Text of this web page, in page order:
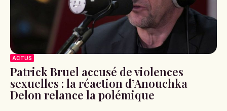
ACTUS
Patrick Bruel accusé de violences
sexuelles : la réaction d’Anouchka
Delon relance la polémique